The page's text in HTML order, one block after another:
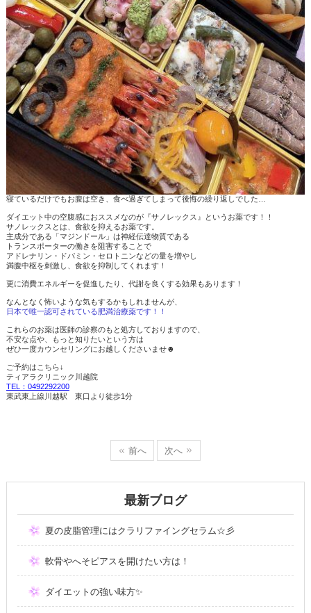
寝ているだけでもお腹は空き、食べ過ぎてしまって後悔の繰り返しでした…
ダイエット中の空腹感におススメなのが『サノレックス』というお薬です！！
サノレックスとは、食欲を抑えるお薬です。
主成分である「マジンドール」は神経伝達物質である
トランスポーターの働きを阻害することで
アドレナリン・ドパミン・セロトニンなどの量を増やし
満腹中枢を刺激し、食欲を抑制してくれます！
更に消費エネルギーを促進したり、代謝を良くする効果もあります！
なんとなく怖いような気もするかもしれませんが、
日本で唯一認可されている肥満治療薬です！！
これらのお薬は医師の診察のもと処方しておりますので、
不安な点や、もっと知りたいという方は
ぜひ一度カウンセリングにお越しくださいませ☻
ご予約はこちら↓
ティアラクリニック川越院
TEL
：0492292200
東武東上線川越駅 東口より徒歩1分
前へ 次へ
最新ブログ
夏の皮脂管理にはクラリファイングセラム☆彡
軟骨やへそピアスを開けたい方は！
ダイエットの強い味方✨